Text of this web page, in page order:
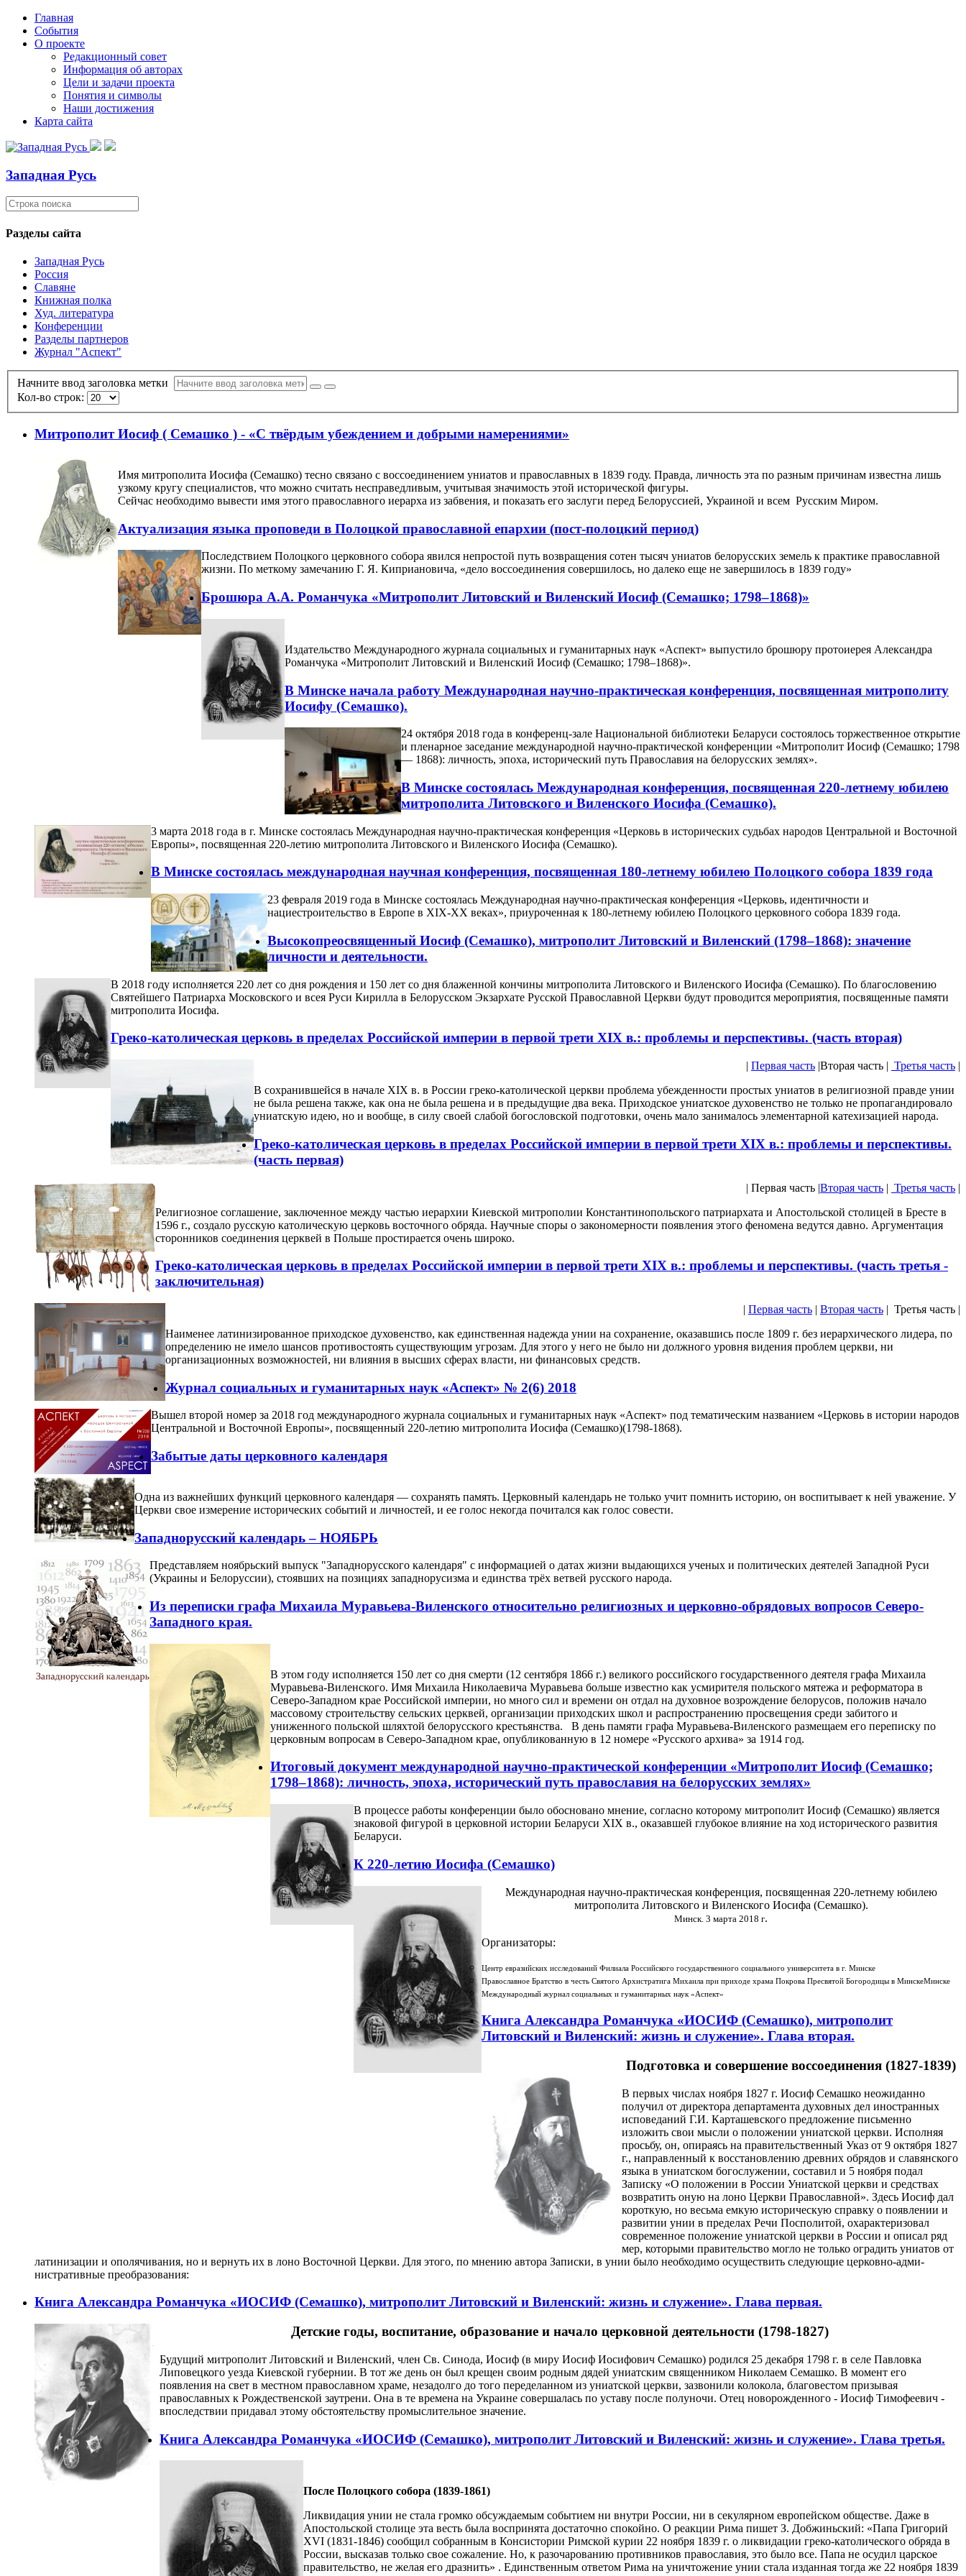
Главная
События
О проекте
Редакционный совет
Информация об авторах
Цели и задачи проекта
Понятия и символы
Наши достижения
Карта сайта
Западная Русь
Разделы сайта
Западная Русь
Россия
Славяне
Книжная полка
Худ. литература
Конференции
Разделы партнеров
Журнал "Аспект"
Начните ввод заголовка метки
Кол-во строк:
Митрополит Иосиф ( Семашко ) - «С твёрдым убеждением и добрыми намерениями»
Имя митрополита Иосифа (Семашко) тесно связано с воссоединением униатов и православных в 1839 году. Правда, личность эта по разным причинам известна лишь
узкому кругу специалистов, что можно считать несправедливым, учитывая значимость этой исторической фигуры.
Сейчас необходимо вывести имя этого православного иерарха из забвения, и показать его заслуги перед Белоруссией, Украиной и всем Русским Миром.
Актуализация языка проповеди в Полоцкой православной епархии (пост-полоцкий период)
Последствием Полоцкого церковного собора явился непростой путь возвращения сотен тысяч униатов белорусских земель к практике православной
жизни. По меткому замечанию Г. Я. Киприановича, «дело воссоединения совершилось, но далеко еще не завершилось в 1839 году»
Брошюра А.А. Романчука «Митрополит Литовский и Виленский Иосиф (Семашко; 1798–1868)»
Издательство Международного журнала социальных и гуманитарных наук «Аспект» выпустило брошюру протоиерея Александра
Романчука «Митрополит Литовский и Виленский Иосиф (Семашко; 1798–1868)».
В Минске начала работу Международная научно-практическая конференция, посвященная митрополиту
Иосифу (Семашко).
24 октября 2018 года в конференц-зале Национальной библиотеки Беларуси состоялось торжественное открытие
и пленарное заседание международной научно-практической конференции «Митрополит Иосиф (Семашко; 1798
— 1868): личность, эпоха, исторический путь Православия на белорусских землях».
В Минске состоялась Международная конференция, посвященная 220-летнему юбилею
митрополита Литовского и Виленского Иосифа (Семашко).
3 марта 2018 года в г. Минске состоялась Международная научно-практическая конференция «Церковь в исторических судьбах народов Центральной и Восточной
Европы», посвященная 220-летию митрополита Литовского и Виленского Иосифа (Семашко).
В Минске состоялась международная научная конференция, посвященная 180-летнему юбилею Полоцкого собора 1839 года
23 февраля 2019 года в Минске состоялась Международная научно-практическая конференция «Церковь, идентичности и
нациестроительство в Европе в XIX-XX веках», приуроченная к 180-летнему юбилею Полоцкого церковного собора 1839 года.
Высокопреосвященный Иосиф (Семашко), митрополит Литовский и Виленский (1798–1868): значение
личности и деятельности.
В 2018 году исполняется 220 лет со дня рождения и 150 лет со дня блаженной кончины митрополита Литовского и Виленского Иосифа (Семашко). По благословению
Святейшего Патриарха Московского и всея Руси Кирилла в Белорусском Экзархате Русской Православной Церкви будут проводится мероприятия, посвященные памяти
митрополита Иосифа.
Греко-католическая церковь в пределах Российской империи в первой трети XIX в.: проблемы и перспективы. (часть вторая)
| Первая часть |Вторая часть | Третья часть |
В сохранившейся в начале XIX в. в России греко-католической церкви проблема убежденности простых униатов в религиозной правде унии
не была решена также, как она не была решена и в предыдущие два века. Приходское униатское духовенство не только не пропагандировало
униатскую идею, но и вообще, в силу своей слабой богословской подготовки, очень мало занималось элементарной катехизацией народа.
Греко-католическая церковь в пределах Российской империи в первой трети XIX в.: проблемы и перспективы.
(часть первая)
| Первая часть |Вторая часть | Третья часть |
Религиозное соглашение, заключенное между частью иерархии Киевской митрополии Константинопольского патриархата и Апостольской столицей в Бресте в
1596 г., создало русскую католическую церковь восточного обряда. Научные споры о закономерности появления этого феномена ведутся давно. Аргументация
сторонников соединения церквей в Польше простирается очень широко.
Греко-католическая церковь в пределах Российской империи в первой трети XIX в.: проблемы и перспективы. (часть третья -
заключительная)
| Первая часть | Вторая часть | Третья часть |
Наименее латинизированное приходское духовенство, как единственная надежда унии на сохранение, оказавшись после 1809 г. без иерархического лидера, по
определению не имело шансов противостоять существующим угрозам. Для этого у него не было ни должного уровня видения проблем церкви, ни
организационных возможностей, ни влияния в высших сферах власти, ни финансовых средств.
Журнал социальных и гуманитарных наук «Аспект» № 2(6) 2018
Вышел второй номер за 2018 год международного журнала социальных и гуманитарных наук «Аспект» под тематическим названием «Церковь в истории народов
Центральной и Восточной Европы», посвященный 220-летию митрополита Иосифа (Семашко)(1798-1868).
Забытые даты церковного календаря
Одна из важнейших функций церковного календаря — сохранять память. Церковный календарь не только учит помнить историю, он воспитывает к ней уважение. У
Церкви свое измерение исторических событий и личностей, и ее голос некогда почитался как голос совести.
Западнорусский календарь – НОЯБРЬ
Представляем ноябрьский выпуск "Западнорусского календаря" с информацией о датах жизни выдающихся ученых и политических деятелей Западной Руси
(Украины и Белоруссии), стоявших на позициях западнорусизма и единства трёх ветвей русского народа.
Из переписки графа Михаила Муравьева-Виленского относительно религиозных и церковно-обрядовых вопросов Северо-
Западного края.
В этом году исполняется 150 лет со дня смерти (12 сентября 1866 г.) великого российского государственного деятеля графа Михаила
Муравьева-Виленского. Имя Михаила Николаевича Муравьева больше известно как усмирителя польского мятежа и реформатора в
Северо-Западном крае Российской империи, но много сил и времени он отдал на духовное возрождение белорусов, положив начало
массовому строительству сельских церквей, организации приходских школ и распространению просвещения среди забитого и
униженного польской шляхтой белорусского крестьянства. В день памяти графа Муравьева-Виленского размещаем его переписку по
церковным вопросам в Северо-Западном крае, опубликованную в 12 номере «Русского архива» за 1914 год.
Итоговый документ международной научно-практической конференции «Митрополит Иосиф (Семашко;
1798–1868): личность, эпоха, исторический путь православия на белорусских землях»
В процессе работы конференции было обосновано мнение, согласно которому митрополит Иосиф (Семашко) является
знаковой фигурой в церковной истории Беларуси XIX в., оказавшей глубокое влияние на ход исторического развития
Беларуси.
К 220-летию Иосифа (Семашко)
Международная научно-практическая конференция, посвященная 220-летнему юбилею
митрополита Литовского и Виленского Иосифа (Семашко).
Минск. 3 марта 2018 г.
Организаторы:
Центр евразийских исследований Филиала Российского государственного социального университета в г. Минске
Православное Братство в честь Святого Архистратига Михаила при приходе храма Покрова Пресвятой Богородицы в МинскеМинске
Международный журнал социальных и гуманитарных наук «Аспект»
Книга Александра Романчука «ИОСИФ (Семашко), митрополит
Литовский и Виленский: жизнь и служение». Глава вторая.
Подготовка и совершение воссоединения (1827-1839)
В первых числах ноября 1827 г. Иосиф Семашко неожиданно
получил от директора департамента духовных дел иностранных
исповеданий Г.И. Карташевского предложение письменно
изложить свои мысли о положении униатской церкви. Исполняя
просьбу, он, опираясь на правительственный Указ от 9 октября 1827
г., направленный к восстановлению древних обрядов и славянского
языка в униатском богослужении, составил и 5 ноября подал
Записку «О положении в России Униатской церкви и средствах
возвратить оную на лоно Церкви Православной». Здесь Иосиф дал
короткую, но весьма емкую историческую справку о появлении и
развитии унии в пределах Речи Посполитой, охарактеризовал
современное положение униатской церкви в России и описал ряд
мер, которыми правительство могло не только оградить униатов от
латинизации и ополячивания, но и вернуть их в лоно Восточной Церкви. Для этого, по мнению автора Записки, в унии было необходимо осуществить следующие церковно-адми-
нистративные преобразования:
Книга Александра Романчука «ИОСИФ (Семашко), митрополит Литовский и Виленский: жизнь и служение». Глава первая.
Детские годы, воспитание, образование и начало церковной деятельности (1798-1827)
Будущий митрополит Литовский и Виленский, член Св. Синода, Иосиф (в миру Иосиф Иосифович Семашко) родился 25 декабря 1798 г. в селе Павловка
Липовецкого уезда Киевской губернии. В тот же день он был крещен своим родным дядей униатским священником Николаем Семашко. В момент его
появления на свет в местном православном храме, незадолго до того переделанном из униатской церкви, зазвонили колокола, благовестом призывая
православных к Рождественской заутрени. Она в те времена на Украине совершалась по уставу после полуночи. Отец новорожденного - Иосиф Тимофеевич -
впоследствии придавал этому обстоятельству промыслительное значение.
Книга Александра Романчука «ИОСИФ (Семашко), митрополит Литовский и Виленский: жизнь и служение». Глава третья.
После Полоцкого собора (1839-1861)
Ликвидация унии не стала громко обсуждаемым событием ни внутри России, ни в секулярном европейском обществе. Даже в
Апостольской столице эта весть была воспринята достаточно спокойно. О реакции Рима пишет З. Добжиньский: «Папа Григорий
XVI (1831-1846) сообщил собранным в Консистории Римской курии 22 ноября 1839 г. о ликвидации греко-католического обряда в
России, высказав только свое сожаление. Но, к разочарованию противников православия, это было все. Папа не осудил царское
правительство, не желая его дразнить» . Единственным ответом Рима на уничтожение унии стала изданная тогда же 22 ноября 1839